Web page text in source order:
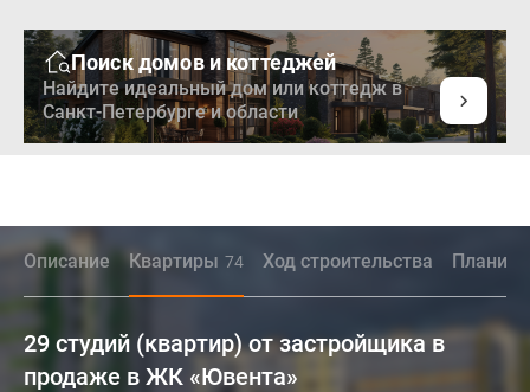
Поиск домов и коттеджей
Найдите идеальный дом или коттедж в
Санкт-Петербурге и области
Описание Квартиры 74 Ход строительства
29 студий (квартир) от застройщика в
продаже в ЖК «Ювента»